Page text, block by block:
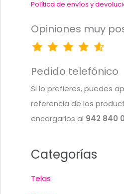
Política de envíos y
Opiniones muy
Pedido telefónico
Si lo prefieres, puedes
referencia de los
encargarlos al 942 840
Categorías
Telas